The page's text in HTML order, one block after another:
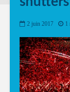
2 juin 2017 1